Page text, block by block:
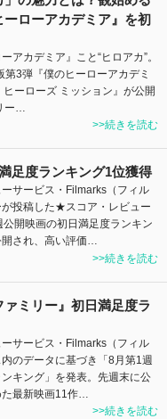
ローアカデミア』を初
アカデミア』こと“ヒロアカ”。
3弾『僕のヒーローアカデミ
ーローズ ミッション』が公開
ー…
>>続きを読む
足度ランキング1位獲得
サービス・Filmarks（フィル
投稿した★スコア・レビュー
開映画の初日満足度ランキン
開され、高い評価…
>>続きを読む
ァミリー』初日満足度ラ
サービス・Filmarks（フィル
のデータに基づき「8月第1週
キング」を発表。先週末に公
最新映画11作…
>>続きを読む